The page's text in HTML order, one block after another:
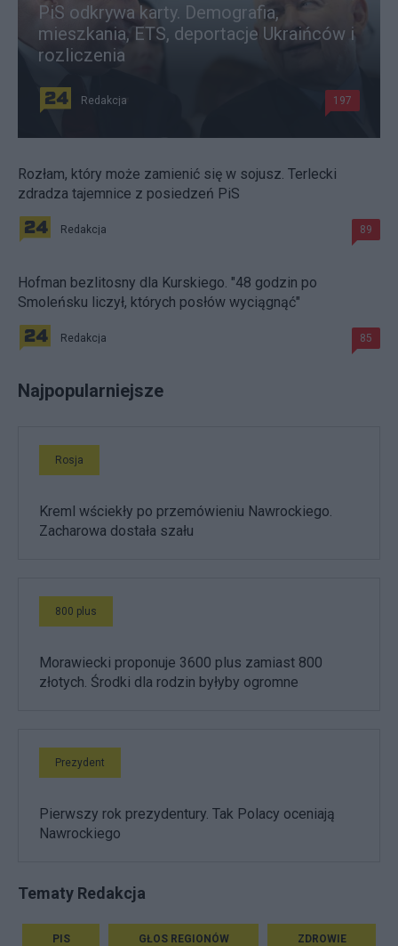
PiS odkrywa karty. Demografia,
mieszkania, ETS, deportacje Ukraińców i
rozliczenia
Redakcja 197
Rozłam, który może zamienić się w sojusz. Terlecki
zdradza tajemnice z posiedzeń PiS
Redakcja 89
Hofman bezlitosny dla Kurskiego. "48 godzin po
Smoleńsku liczył, których posłów wyciągnąć"
Redakcja 85
Najpopularniejsze
Rosja
Kreml wściekły po przemówieniu Nawrockiego.
Zacharowa dostała szału
800 plus
Morawiecki proponuje 3600 plus zamiast 800
złotych. Środki dla rodzin byłyby ogromne
Prezydent
Pierwszy rok prezydentury. Tak Polacy oceniają
Nawrockiego
Tematy Redakcja
PIS GŁOS REGIONÓW ZDROWIE